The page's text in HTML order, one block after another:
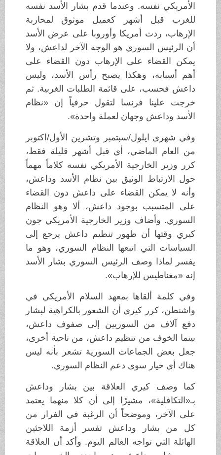
الأمريكي نفسه. وعندما قدم بشار الأسد نفسه
للغرب قبل أشهر كعميل موثوق لمحاربة
الإرهاب، ردت أمريكا وأوروبا على عرض الأسد
أن الرئيس السوري هو الوجه الآخر لداعش، ولا
يمكن القضاء على الإرهاب دون القضاء على
أهم أسبابه، وهكذا يصبح رأس الأسد، وليس
داعش فحسب، على قائمة الطلبات الغربية. ثم
خرجت علينا فرنسا لتقول حرفياً إن «نظام
الأسد وداعش وجهان لعملة واحدة».
وفي شهري ايلول/سبتمبر وتشرين الأول/اكتوبر
من العام الماضي، أي قبل أشهر قليلة فقط،
كرر وزير الخارجية الأمريكي نفسه كلاماً مهماً
حول الارتباط الوثيق بين نظام الأسد وداعش،
وأنه لا يمكن القضاء على داعش دون القضاء
على المتسبب بوجود داعش، ألا وهو النظام
السوري. وأضاف وزير الخارجية الأمريكي جون
كيري وقتها أن ظهور تنظيم داعش يرجع إلى
السياسات التي اتبعها النظام السوري، وهو ما
يفسر لماذا وصف الرئيس السوري بشار الأسد
إنه «مغناطيس للإرهاب».
وفي كلمة ألقاها بمعهد السلام الأمريكي في
واشنطن، كرر كيري أن الشعور بالكراهية لبشار
دفع آلاف من السوريين إلى صفوف داعش،
بينما الخوف من تنظيم داعش، من ناحية أخرى،
جعل بعض الجماعات السورية تشعر بأنه ليس
هناك أي خيار سوى دعم النظام السوري.
كما وصف كيري العلاقة بين بشار وداعش
بـ«التكافلية»، مشيرًا إلى أن كلا منهما يعتمد
على الآخر، وموضحاً أن الرغبة في الفرار من
كل من بشار وداعش تفسر أزمة اللاجئين
الهائلة التي تواجه العالم اليوم. وأكد أن العلاقة